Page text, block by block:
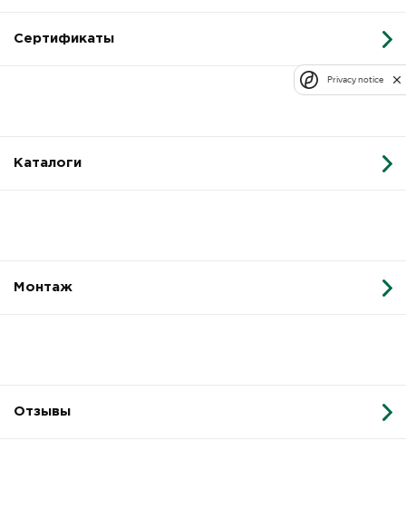
Сертификаты
Каталоги
Монтаж
Отзывы
Privacy notice